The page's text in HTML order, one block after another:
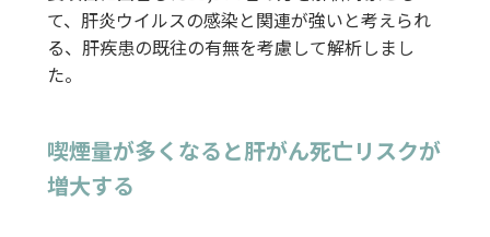
て、肝炎ウイルスの感染と関連が強いと考えられ
る、肝疾患の既往の有無を考慮して解析しまし
た。
喫煙量が多くなると肝がん死亡リスクが
増大する